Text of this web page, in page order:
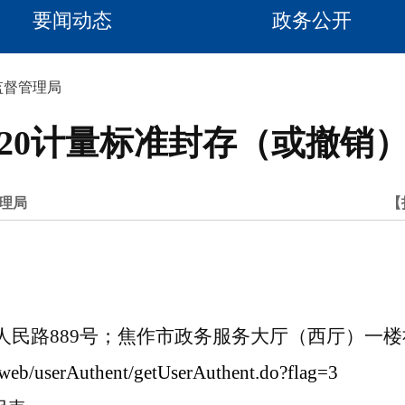
要闻动态 政务公开
管理局
计量标准封存（或撤销
局
民路889号；焦作市政务服务大厅（西厅）一
userAuthent/getUserAuthent.do?flag=3